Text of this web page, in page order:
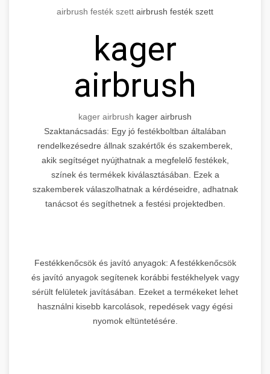
airbrush festék szett airbrush festék szett
kager
airbrush
kager airbrush kager airbrush
Szaktanácsadás: Egy jó festékboltban általában
rendelkezésedre állnak szakértők és szakemberek,
akik segítséget nyújthatnak a megfelelő festékek,
színek és termékek kiválasztásában. Ezek a
szakemberek válaszolhatnak a kérdéseidre, adhatnak
tanácsot és segíthetnek a festési projektedben.
Festékkenőcsök és javító anyagok: A festékkenőcsök
és javító anyagok segítenek korábbi festékhelyek vagy
sérült felületek javításában. Ezeket a termékeket lehet
használni kisebb karcolások, repedések vagy égési
nyomok eltüntetésére.